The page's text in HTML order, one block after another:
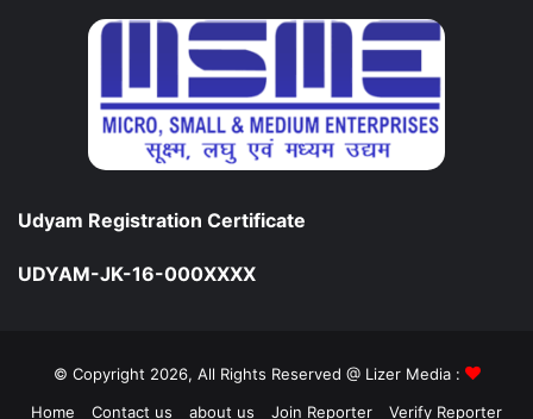
Udyam Registration Certificate
UDYAM-JK-16-000XXXX
© Copyright 2026, All Rights Reserved @ Lizer Media :
Home
Contact us about us Join Reporter Verify Reporter